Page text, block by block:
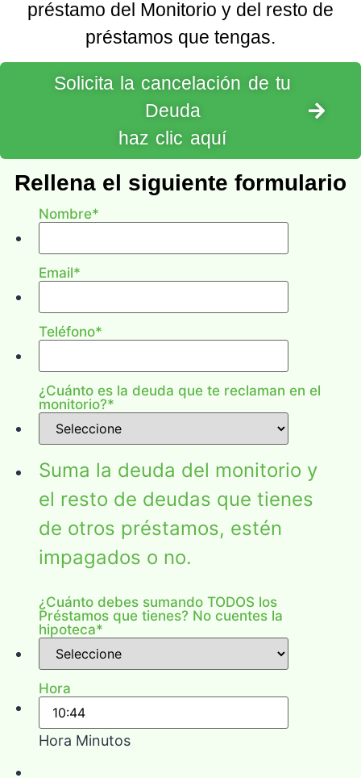
préstamo del Monitorio y del resto de
préstamos que tengas.
Solicita la cancelación de tu
Deuda
haz clic aquí
Rellena el siguiente formulario
y te informaremos de si
cumples los requisitos legales
Nombre*
Email*
Teléfono*
¿Cuánto es la deuda que te reclaman en el
monitorio?*
Suma la deuda del monitorio y
el resto de deudas que tienes
de otros préstamos, estén
impagados o no.
¿Cuánto debes sumando TODOS los
Préstamos que tienes? No cuentes la
hipoteca*
Hora
Hora Minutos